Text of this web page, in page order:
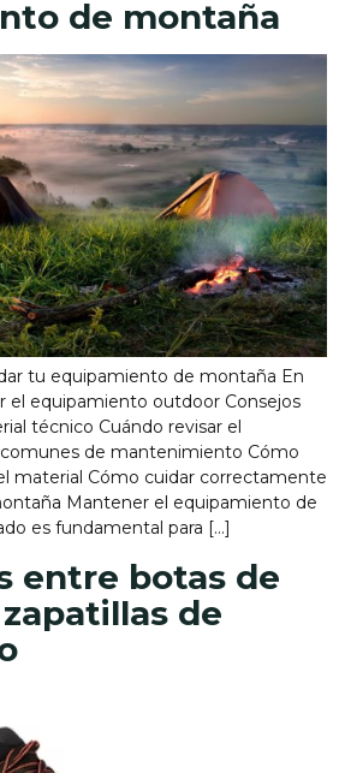
de montaña
tu equipamiento de montaña En
el equipamiento outdoor Consejos
técnico Cuándo revisar el
de mantenimiento Cómo
material Cómo cuidar correctamente
Mantener el equipamiento de
es fundamental para […]
entre botas de
de